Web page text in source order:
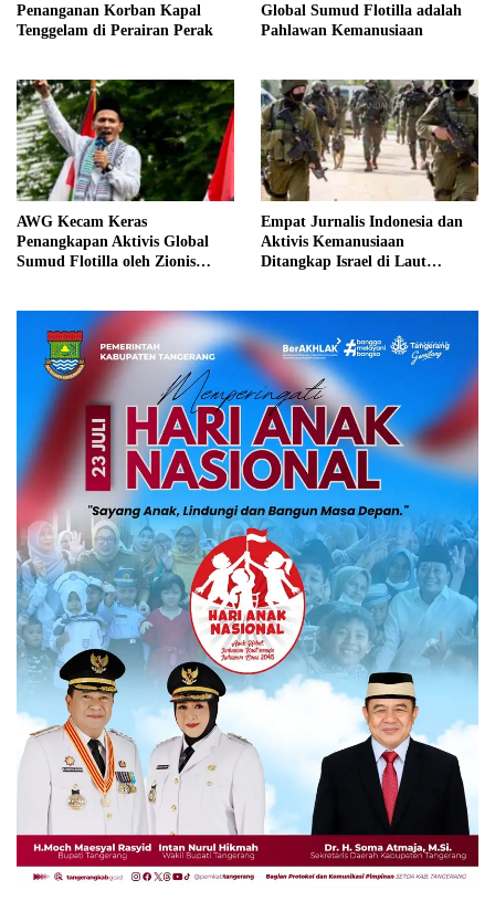
Penanganan Korban Kapal
Tenggelam di Perairan Perak
Global Sumud Flotilla adalah
Pahlawan Kemanusiaan
AWG Kecam Keras
Penangkapan Aktivis Global
Sumud Flotilla oleh Zionis
Empat Jurnalis Indonesia dan
Aktivis Kemanusiaan
Ditangkap Israel di Laut